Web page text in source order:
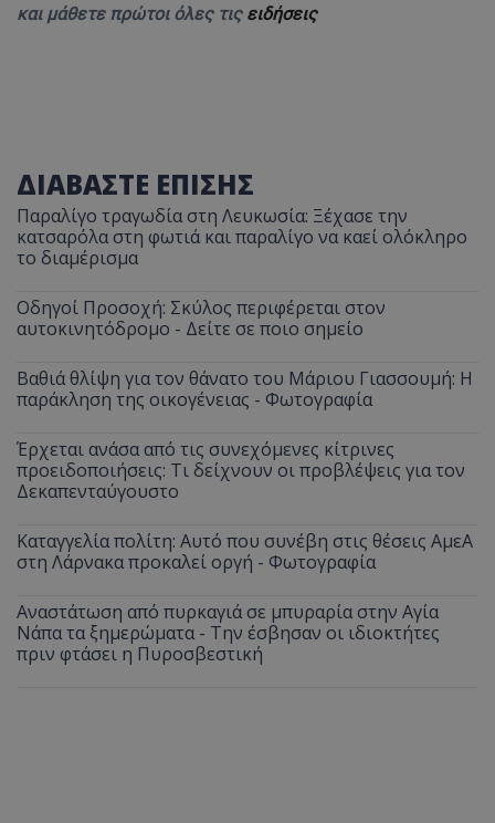
και μάθετε πρώτοι όλες τις ειδήσεις
ΔΙΑΒΑΣΤΕ ΕΠΙΣΗΣ
Παραλίγο τραγωδία στη Λευκωσία: Ξέχασε την
κατσαρόλα στη φωτιά και παραλίγο να καεί ολόκληρο
το διαμέρισμα
Οδηγοί Προσοχή: Σκύλος περιφέρεται στον
αυτοκινητόδρομο - Δείτε σε ποιο σημείο
Βαθιά θλίψη για τον θάνατο του Μάριου Γιασσουμή: Η
παράκληση της οικογένειας - Φωτογραφία
Έρχεται ανάσα από τις συνεχόμενες κίτρινες
προειδοποιήσεις: Τι δείχνουν οι προβλέψεις για τον
Δεκαπενταύγουστο
Καταγγελία πολίτη: Αυτό που συνέβη στις θέσεις ΑμεΑ
στη Λάρνακα προκαλεί οργή - Φωτογραφία
Αναστάτωση από πυρκαγιά σε μπυραρία στην Αγία
Νάπα τα ξημερώματα - Την έσβησαν οι ιδιοκτήτες
πριν φτάσει η Πυροσβεστική